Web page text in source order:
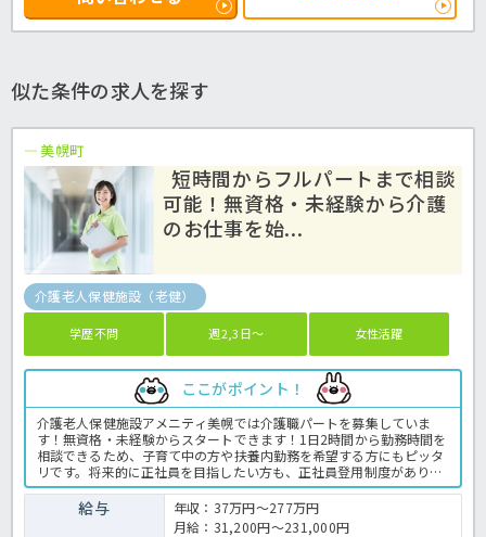
似た条件の求人を探す
美幌町
短時間からフルパートまで相談
可能！無資格・未経験から介護
のお仕事を始...
介護老人保健施設（老健）
学歴不問 週2,3日～ 女性活躍
ここがポイント！
介護老人保健施設アメニティ美幌では介護職パートを募集していま
す！無資格・未経験からスタートできます！1日2時間から勤務時間を
相談できるため、子育て中の方や扶養内勤務を希望する方にもピッタ
リです。将来的に正社員を目指したい方も、正社員登用制度がありま
すので安心ですね☆働き方のご相談もほっ介護までお問い合わせくだ
さいね。＜介護職 パート 老健の求人＞
給与
年収：37万円～277万円
月給：31,200円～231,000円